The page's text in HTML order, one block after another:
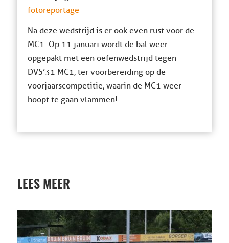
fotoreportage
Na deze wedstrijd is er ook even rust voor de
MC1. Op 11 januari wordt de bal weer
opgepakt met een oefenwedstrijd tegen
DVS’31 MC1, ter voorbereiding op de
voorjaarscompetitie, waarin de MC1 weer
hoopt te gaan vlammen!
LEES MEER